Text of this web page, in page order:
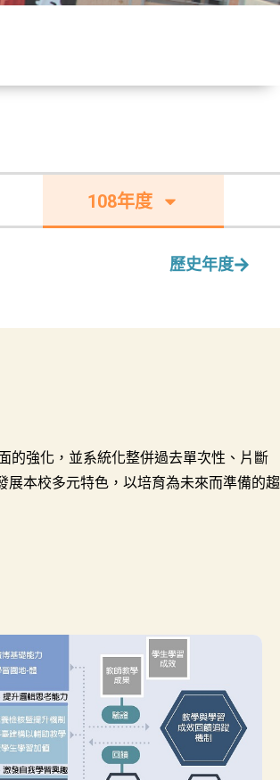
108年度
歷史年度
的強化，並系統化整併過去單次性、片斷
本校多元特色，以培育為未來而準備的趨